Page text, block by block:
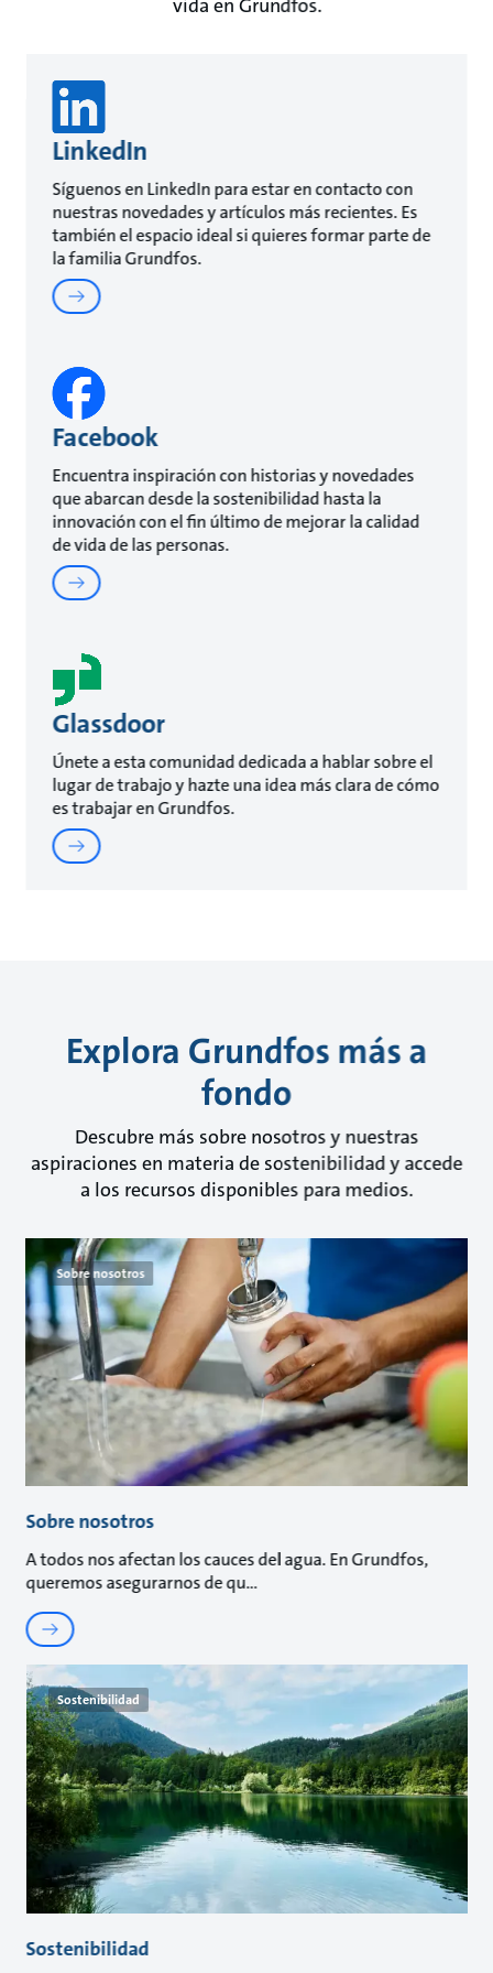
vida en Grundfos.
LinkedIn
Síguenos en LinkedIn para estar en contacto con
nuestras novedades y artículos más recientes. Es
también el espacio ideal si quieres formar parte de
la familia Grundfos.
Facebook
Encuentra inspiración con historias y novedades
que abarcan desde la sostenibilidad hasta la
innovación con el fin último de mejorar la calidad
de vida de las personas.
Glassdoor
Únete a esta comunidad dedicada a hablar sobre el
lugar de trabajo y hazte una idea más clara de cómo
es trabajar en Grundfos.
Explora Grundfos más a
fondo
Descubre más sobre nosotros y nuestras
aspiraciones en materia de sostenibilidad y accede
a los recursos disponibles para medios.
Sobre nosotros
Sobre nosotros
A todos nos afectan los cauces del agua. En Grundfos,
queremos asegurarnos de qu
Sostenibilidad
Sostenibilidad